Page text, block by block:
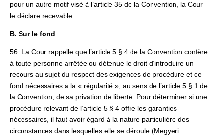
pour un autre motif visé à l’article 35 de la Convention, la Cour
le déclare recevable.
B. Sur le fond
56. La Cour rappelle que l’article 5 § 4 de la Convention confère
à toute personne arrêtée ou détenue le droit d’introduire un
recours au sujet du respect des exigences de procédure et de
fond nécessaires à la « régularité », au sens de l’article 5 § 1 de
la Convention, de sa privation de liberté. Pour déterminer si une
procédure relevant de l’article 5 § 4 offre les garanties
nécessaires, il faut avoir égard à la nature particulière des
circonstances dans lesquelles elle se déroule (Megyeri